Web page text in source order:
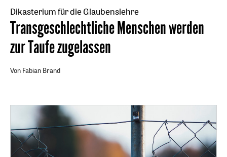
Dikasterium für die Glaubenslehre
:
Transgeschlechtliche Menschen werden
zur Taufe zugelassen
Von Fabian Brand